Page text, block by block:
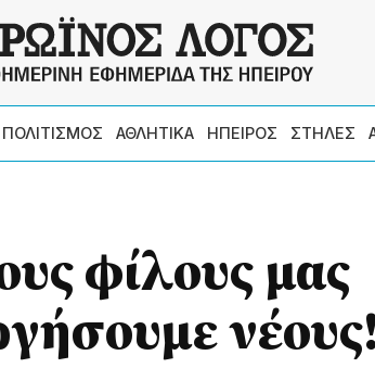
ΠΟΛΙΤΙΣΜΟΣ ΑΘΛΗΤΙΚΑ ΗΠΕΙΡΟΣ ΣΤΗΛΕΣ
φίλους μας
νέους!